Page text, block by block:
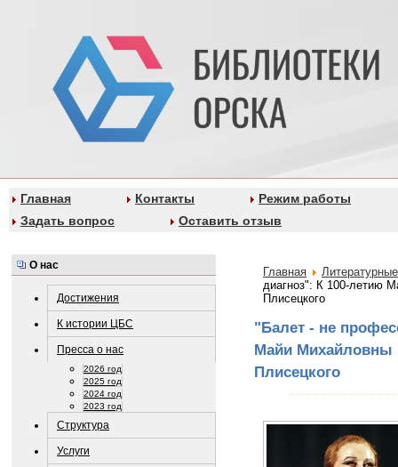
Главная Контакты
Режим работы
Задать вопрос
Оставить отзыв
О нас
Достижения
К истории ЦБС
Пресса о нас
2026 год
2025 год
2024 год
2023 год
Структура
Услуги
Главная
диагноз": К 100-летию
Плисецкого
"Балет - не
Майи Михайловны
Плисецкого